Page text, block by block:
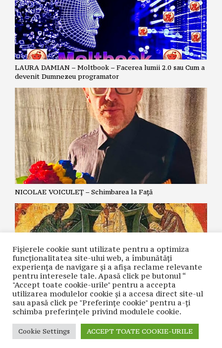
LAURA DAMIAN – Moltbook – Facerea lumii 2.0 sau Cum a
devenit Dumnezeu programator
NICOLAE VOICULEȚ – Schimbarea la Față
MIRCEA VINTILESCU – Schimbarea la Față a Domnului
Fișierele cookie sunt utilizate pentru a optimiza
funcţionalitatea site-ului web, a îmbunătăţi
experienţa de navigare şi a afişa reclame relevante
pentru interesele tale. Apasă click pe butonul “
"Accept toate cookie-urile" pentru a accepta
utilizarea modulelor cookie şi a accesa direct site-ul
sau apasă click pe "Preferințe cookie" pentru a-ţi
schimba preferinţele privind modulele cookie.
Cookie Settings ACCEPT TOATE COOKIE-URILE